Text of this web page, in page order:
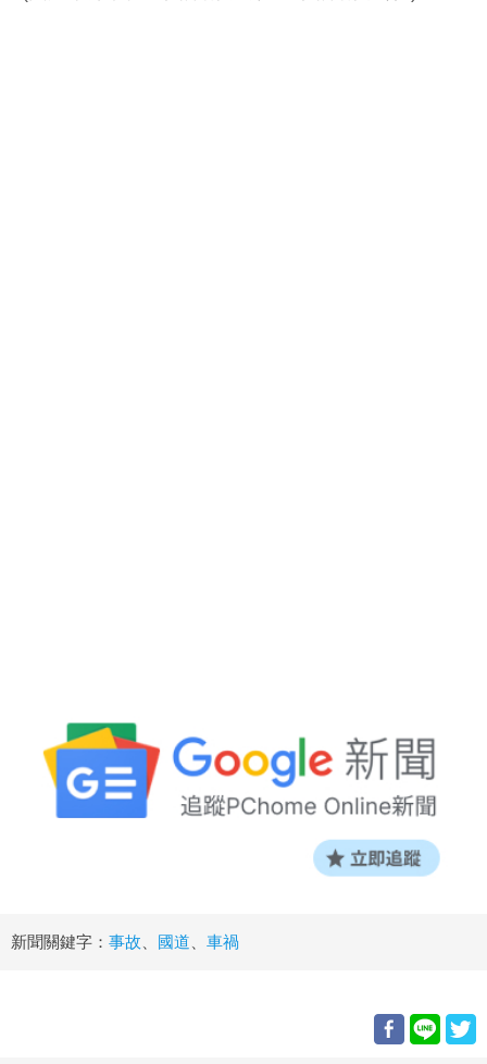
新聞關鍵字： 事故 國道 車禍